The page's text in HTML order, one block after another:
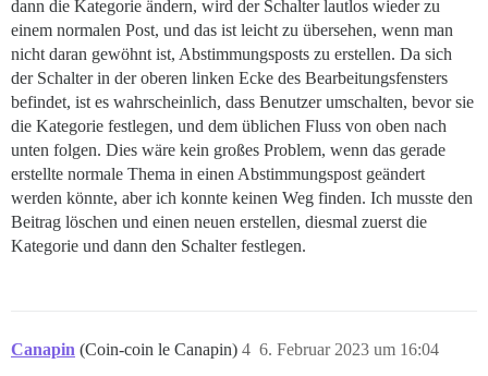
dann die Kategorie ändern, wird der Schalter lautlos wieder zu
einem normalen Post, und das ist leicht zu übersehen, wenn man
nicht daran gewöhnt ist, Abstimmungsposts zu erstellen. Da sich
der Schalter in der oberen linken Ecke des Bearbeitungsfensters
befindet, ist es wahrscheinlich, dass Benutzer umschalten, bevor sie
die Kategorie festlegen, und dem üblichen Fluss von oben nach
unten folgen. Dies wäre kein großes Problem, wenn das gerade
erstellte normale Thema in einen Abstimmungspost geändert
werden könnte, aber ich konnte keinen Weg finden. Ich musste den
Beitrag löschen und einen neuen erstellen, diesmal zuerst die
Kategorie und dann den Schalter festlegen.
Canapin (Coin-coin le Canapin) 6. Februar 2023 um 16:04
4